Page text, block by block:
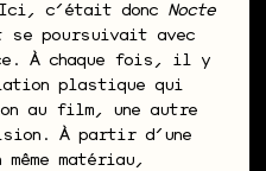
c’était donc Nocte
poursuivait avec
À chaque fois, il y
plastique qui
au film, une autre
À partir d’une
même matériau,